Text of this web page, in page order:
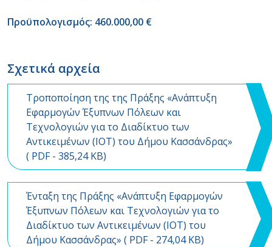
Προϋπολογισμός: 460.000,00 €
Σχετικά αρχεία
Τροποποίηση της της Πράξης «Ανάπτυξη
Εφαρμογών Έξυπνων Πόλεων και
Τεχνολογιών για το Διαδίκτυο των
Αντικειμένων (ΙΟΤ) του Δήμου Κασσάνδρας»
( PDF- 385,24 KB)
Ένταξη της Πράξης «Ανάπτυξη Εφαρμογών
Έξυπνων Πόλεων και Τεχνολογιών για το
Διαδίκτυο των Αντικειμένων (ΙΟΤ) του
Δήμου Κασσάνδρας» ( PDF- 274,04 KB)